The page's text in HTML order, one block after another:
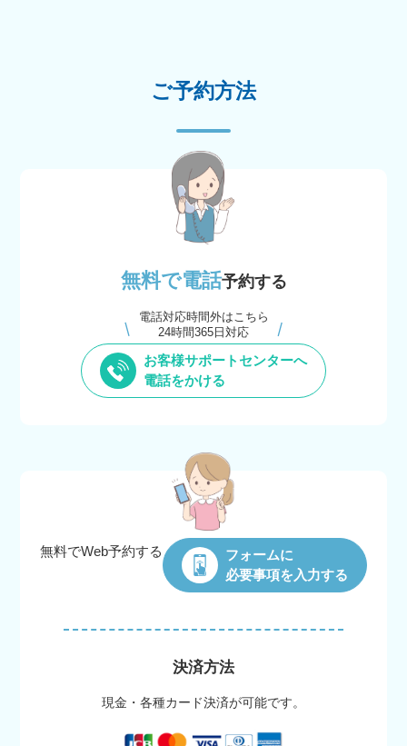
ご予約方法
無料で電話予約する
電話対応時間外はこちら
24時間365日対応
お客様サポートセンターへ
電話をかける
無料でWeb予約する
フォームに
必要事項を入力する
決済方法
現金・各種カード決済が可能です。